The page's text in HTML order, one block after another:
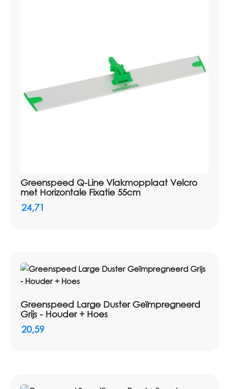
Greenspeed Q-Line Vlakmopplaat Velcro
met Horizontale Fixatie 55cm
24,71
Greenspeed Large Duster Geïmpregneerd
Grijs - Houder + Hoes
20,59